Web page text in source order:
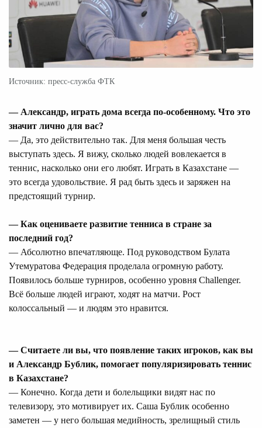
Источник: пресс-служба ФТК
— Александр, играть дома всегда по-особенному. Что это
значит лично для вас?
— Да, это действительно так. Для меня большая честь
выступать здесь. Я вижу, сколько людей вовлекается в
теннис, насколько они его любят. Играть в Казахстане —
это всегда удовольствие. Я рад быть здесь и заряжен на
предстоящий турнир.
— Как оцениваете развитие тенниса в стране за
последний год?
— Абсолютно впечатляюще. Под руководством Булата
Утемуратова Федерация проделала огромную работу.
Появилось больше турниров, особенно уровня Challenger.
Всё больше людей играют, ходят на матчи. Рост
колоссальный — и людям это нравится.
— Считаете ли вы, что появление таких игроков, как вы
и Александр Бублик, помогает популяризировать теннис
в Казахстане?
— Конечно. Когда дети и болельщики видят нас по
телевизору, это мотивирует их. Саша Бублик особенно
заметен — у него большая медийность, зрелищный стиль